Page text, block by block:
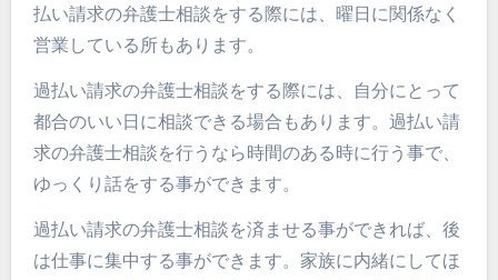
払い請求の弁護士相談をする際には、曜日に関係なく
営業している所もあります。
過払い請求の弁護士相談をする際には、自分にとって
都合のいい日に相談できる場合もあります。過払い請
求の弁護士相談を行うなら時間のある時に行う事で、
ゆっくり話をする事ができます。
過払い請求の弁護士相談を済ませる事ができれば、後
は仕事に集中する事ができます。家族に内緒にしてほ